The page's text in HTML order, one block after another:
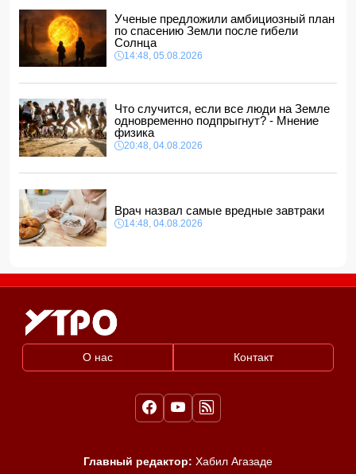
Депутат Милли Меджлиса посетил семью шехида-
ФОТО
14:00, 05.08.2026
Прогноз погоды в Азербайджане на 6 августа
Биржевые цены на кофе в мире выросли до максимума
за полгода
12:40, 05.08.2026
Ученые предложили амбициозный план
по спасению Земли после гибели
Солнца
14:48, 05.08.2026
Что случится, если все люди на Земле
одновременно подпрыгнут? - Мнение
физика
20:48, 04.08.2026
Врач назвал самые вредные завтраки
14:48, 04.08.2026
О нас Контакт
Главный редактор: Хабил Агазаде